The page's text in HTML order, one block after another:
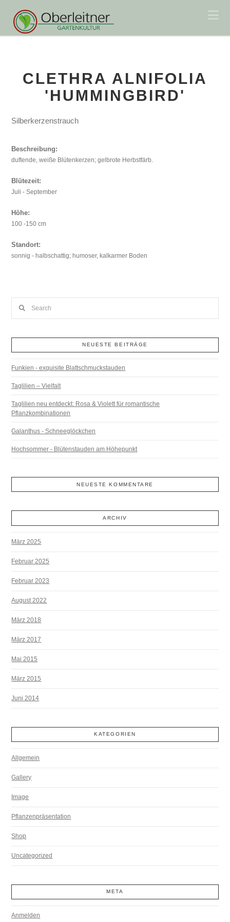
CLETHRA ALNIFOLIA
'HUMMINGBIRD'
Silberkerzenstrauch
Beschreibung:
duftende, weiße Blütenkerzen; gelbrote Herbstfärb.
Blütezeit:
Juli - September
Höhe:
100 -150 cm
Standort:
sonnig - halbschattig; humoser, kalkarmer Boden
NEUESTE BEITRÄGE
Funkien - exquisite Blattschmuckstauden
Taglilien – Vielfalt
Taglilien neu entdeckt: Rosa & Violett für romantische
Pflanzkombinationen
Galanthus - Schneeglöckchen
Hochsommer - Blütenstauden am Höhepunkt
NEUESTE KOMMENTARE
ARCHIV
März 2025
Februar 2025
Februar 2023
August 2022
März 2018
März 2017
Mai 2015
März 2015
Juni 2014
KATEGORIEN
Allgemein
Gallery
Image
Pflanzenpräsentation
Shop
Uncategorized
META
Anmelden